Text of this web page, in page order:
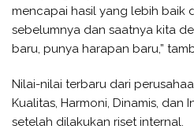
mencapai hasil yang lebih baik
sebelumnya dan saatnya kita
baru, punya harapan baru,”
Nilai-nilai terbaru dari
Kualitas, Harmoni, Dinamis, dan
setelah dilakukan riset internal.